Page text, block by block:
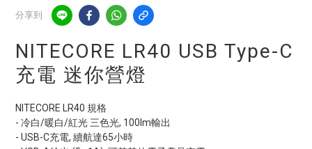
登記會員享每$50回贈$1 │ 滿HK$899 送 N-rit Campack Towel 吸
汗毛巾 韓國制 送完即止
分享到
NITECORE LR40 USB Type-C
充電 迷你營燈
NITECORE LR40 規格
- 冷白/暖白/紅光 三色光, 100lm輸出
- USB-C充電, 續航達65小時